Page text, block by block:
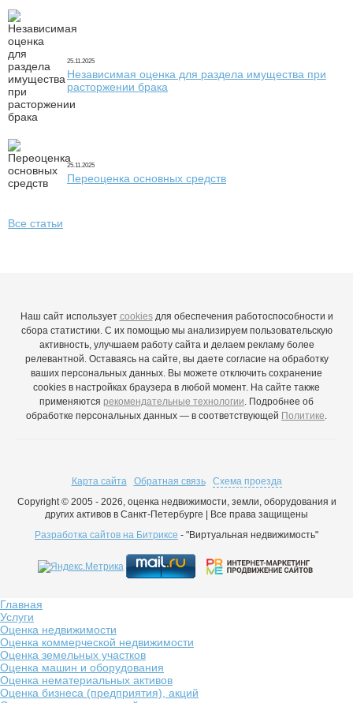
25.11.2025
Независимая оценка для раздела имущества при
расторжении брака
25.11.2025
Переоценка основных средств
Все статьи
Наш сайт использует cookiesдля обеспечения работоспособности и
сбора статистики. С их помощью мы анализируем пользовательскую
активность, улучшаем работу сайта и делаем рекламу более
релевантной. Оставаясь на сайте, вы даете согласие на обработку
ваших персональных данных. Вы можете отключить сохранение
cookies в настройках браузера в любой момент. На сайте также
применяются рекомендательные технологии . Подробнее об
обработке персональных данных — в соответствующей Политике
Карта сайта Обратная связь
Схема проезда
Copyright © 2005 - 2026, оценка недвижимости, земли, оборудования и
других активов в Санкт-Петербурге | Все права защищены
Разработка сайтов на Битриксе - "Виртуальная недвижимость"
Главная
Услуги
Оценка недвижимости
Оценка коммерческой недвижимости
Оценка земельных участков
Оценка машин и оборудования
Оценка нематериальных активов
Оценка бизнеса (предприятия), акций